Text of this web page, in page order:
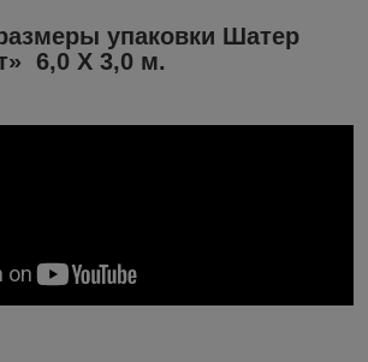
упаковки Шатер
6,0 Х 3,0 м.